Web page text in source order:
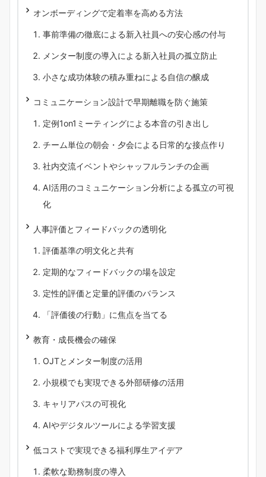
オンボーディングで定着率を高める方法
事前準備の徹底による新入社員への安心感の付与
メンター制度の導入による新入社員の孤立防止
小さな成功体験の積み重ねによる自信の醸成
コミュニケーション設計で早期離職を防ぐ施策
定例1on1ミーティングによる本音の引き出し
チーム単位の朝会・夕会による日常的な接点作り
社内交流イベントやシャッフルランチの企画
AI活用のコミュニケーション分析による孤立の可視
化
人事評価とフィードバックの透明化
評価基準の明文化と共有
定期的なフィードバックの場を設定
定性的評価と定量的評価のバランス
「評価後の行動」に焦点を当てる
教育・成長機会の確保
OJTとメンター制度の活用
小規模でも実現できる外部研修の活用
キャリアパスの可視化
AIやデジタルツールによる学習支援
低コストで実現できる福利厚生アイデア
柔軟な勤務制度の導入